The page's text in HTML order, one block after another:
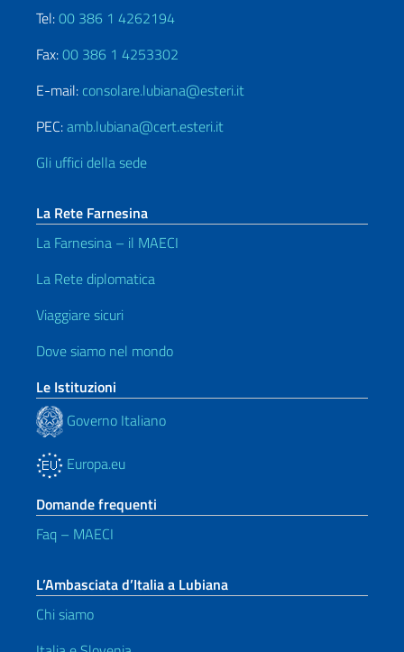
Tel:00 386 1 4262194
Fax:00 386 1 4253302
E-mail: consolare.lubiana@esteri.it
PEC:amb.lubiana@cert.esteri.it
Gli uffici della sede
La Rete Farnesina
La Farnesina – il MAECI
La Rete diplomatica
Viaggiare sicuri
Dove siamo nel mondo
Le Istituzioni
Governo Italiano
Europa.eu
Domande frequenti
Faq – MAECI
L’Ambasciata d’Italia a Lubiana
Chi siamo